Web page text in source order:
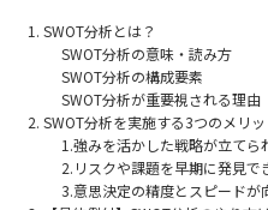
SWOT分析とは？
SWOT分析の意味・読み方
SWOT分析の構成要素
SWOT分析が重要視される理由
SWOT分析を実施する3つのメリッ
1.強みを活かした戦略が立てら
2.リスクや課題を早期に発見で
3.意思決定の精度とスピードが